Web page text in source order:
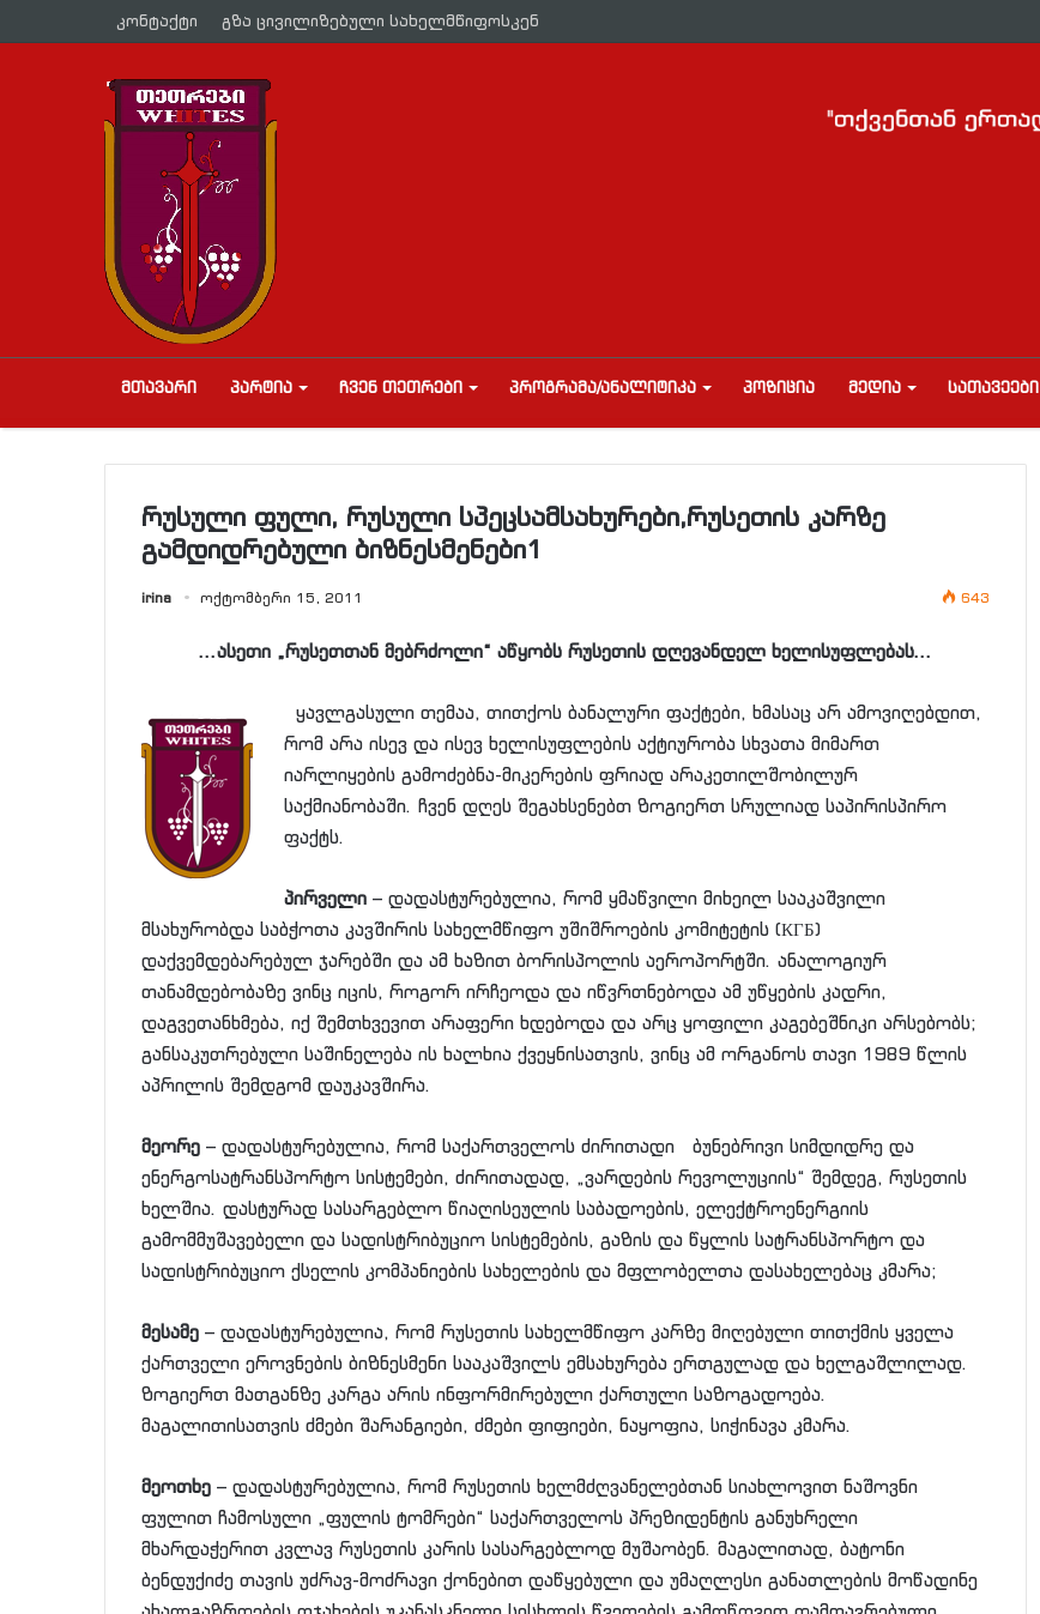
კონტაქტი გზა ცივილიზებული სახელმწიფოსკენ
ᲛᲗᲐᲕᲐᲠᲘ ᲞᲐᲠᲢᲘᲐ ᲩᲕᲔᲜ ᲗᲔᲗᲠᲔᲑᲘ ᲞᲠᲝᲒᲠᲐᲛᲐ/ᲐᲜᲐᲚᲘᲢᲘᲙᲐ ᲞᲝᲖᲘᲪᲘᲐ ᲛᲔᲓᲘᲐ ᲡᲐᲗᲐᲕᲔᲔᲑᲘ
რუსული ფული, რუსული სპეცსამსახურები,რუსეთის კარზე
გამდიდრებული ბიზნესმენები1
irina ოქტომბერი 15, 2011 643
…ასეთი „რუსეთთან მებრძოლი“ აწყობს რუსეთის დღევანდელ ხელისუფლებას…
ყავლგასული თემაა, თითქოს ბანალური ფაქტები, ხმასაც არ ამოვიღებდით,
რომ არა ისევ და ისევ ხელისუფლების აქტიურობა სხვათა მიმართ
იარლიყების გამოძებნა-მიკერების ფრიად არაკეთილშობილურ
საქმიანობაში. ჩვენ დღეს შეგახსენებთ ზოგიერთ სრულიად საპირისპირო
ფაქტს.
პირველი – დადასტურებულია, რომ ყმაწვილი მიხეილ სააკაშვილი
მსახურობდა საბჭოთა კავშირის სახელმწიფო უშიშროების კომიტეტის (КГБ)
დაქვემდებარებულ ჯარებში და ამ ხაზით ბორისპოლის აეროპორტში. ანალოგიურ
თანამდებობაზე ვინც იცის, როგორ ირჩეოდა და იწვრთნებოდა ამ უწყების კადრი,
დაგვეთანხმება, იქ შემთხვევით არაფერი ხდებოდა და არც ყოფილი კაგებეშნიკი არსებობს;
განსაკუთრებული საშინელება ის ხალხია ქვეყნისათვის, ვინც ამ ორგანოს თავი 1989 წლის
აპრილის შემდგომ დაუკავშირა.
მეორე – დადასტურებულია, რომ საქართველოს ძირითადი ბუნებრივი სიმდიდრე და
ენერგოსატრანსპორტო სისტემები, ძირითადად, „ვარდების რევოლუციის“ შემდეგ, რუსეთის
ხელშია. დასტურად სასარგებლო წიაღისეულის საბადოების, ელექტროენერგიის
გამომმუშავებელი და სადისტრიბუციო სისტემების, გაზის და წყლის სატრანსპორტო და
სადისტრიბუციო ქსელის კომპანიების სახელების და მფლობელთა დასახელებაც კმარა;
მესამე – დადასტურებულია, რომ რუსეთის სახელმწიფო კარზე მიღებული თითქმის ყველა
ქართველი ეროვნების ბიზნესმენი სააკაშვილს ემსახურება ერთგულად და ხელგაშლილად.
ზოგიერთ მათგანზე კარგა არის ინფორმირებული ქართული საზოგადოება.
მაგალითისათვის ძმები შარანგიები, ძმები ფიფიები, ნაყოფია, სიჭინავა კმარა.
მეოთხე – დადასტურებულია, რომ რუსეთის ხელმძღვანელებთან სიახლოვით ნაშოვნი
ფულით ჩამოსული „ფულის ტომრები“ საქართველოს პრეზიდენტის განუხრელი
მხარდაჭერით კვლავ რუსეთის კარის სასარგებლოდ მუშაობენ. მაგალითად, ბატონი
ბენდუქიძე თავის უძრავ-მოძრავი ქონებით დაწყებული და უმაღლესი განათლების მოწადინე